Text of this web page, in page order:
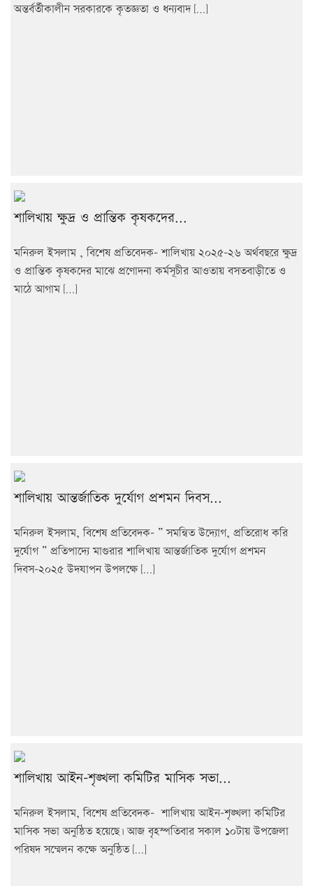
অন্তর্বর্তীকালীন সরকারকে কৃতজ্ঞতা ও ধন্যবাদ […]
শালিখায় ক্ষুদ্র ও প্রান্তিক কৃষকদের...
মনিরুল ইসলাম , বিশেষ প্রতিবেদক- শালিখায় ২০২৫-২৬ অর্থবছরে ক্ষুদ্র
ও প্রান্তিক কৃষকদের মাঝে প্রণোদনা কর্মসূচীর আওতায় বসতবাড়ীতে ও
মাঠে আগাম […]
শালিখায় আন্তর্জাতিক দুর্যোগ প্রশমন দিবস...
মনিরুল ইসলাম, বিশেষ প্রতিবেদক- ” সমন্বিত উদ্যোগ, প্রতিরোধ করি
দুর্যোগ ” প্রতিপাদ্যে মাগুরার শালিখায় আন্তর্জাতিক দুর্যোগ প্রশমন
দিবস-২০২৫ উদযাপন উপলক্ষে […]
শালিখায় আইন-শৃঙ্খলা কমিটির মাসিক সভা...
মনিরুল ইসলাম, বিশেষ প্রতিবেদক- শালিখায় আইন-শৃঙ্খলা কমিটির
মাসিক সভা অনুষ্ঠিত হয়েছে৷ আজ বৃহস্পতিবার সকাল ১০টায় উপজেলা
পরিষদ সম্মেলন কক্ষে অনুষ্ঠিত […]